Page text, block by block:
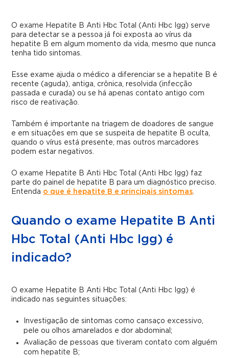
O exame Hepatite B Anti Hbc Total (Anti Hbc Igg) serve
para detectar se a pessoa já foi exposta ao vírus da
hepatite B em algum momento da vida, mesmo que nunca
tenha tido sintomas.
Esse exame ajuda o médico a diferenciar se a hepatite B é
recente (aguda), antiga, crônica, resolvida (infecção
passada e curada) ou se há apenas contato antigo com
risco de reativação.
Também é importante na triagem de doadores de sangue
e em situações em que se suspeita de hepatite B oculta,
quando o vírus está presente, mas outros marcadores
podem estar negativos.
O exame Hepatite B Anti Hbc Total (Anti Hbc Igg) faz
parte do painel de hepatite B para um diagnóstico preciso.
Entenda o que é hepatite B e principais sintomas.
Quando o exame Hepatite B Anti
Hbc Total (Anti Hbc Igg) é
indicado?
O exame Hepatite B Anti Hbc Total (Anti Hbc Igg) é
indicado nas seguintes situações:
Investigação de sintomas como cansaço excessivo,
pele ou olhos amarelados e dor abdominal;
Avaliação de pessoas que tiveram contato com alguém
com hepatite B;